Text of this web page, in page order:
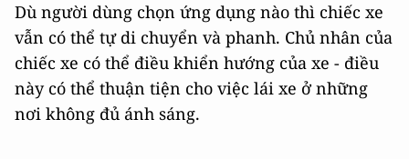
Dù người dùng chọn ứng dụng nào thì chiếc xe
vẫn có thể tự di chuyển và phanh. Chủ nhân của
chiếc xe có thể điều khiển hướng của xe - điều
này có thể thuận tiện cho việc lái xe ở những
nơi không đủ ánh sáng.